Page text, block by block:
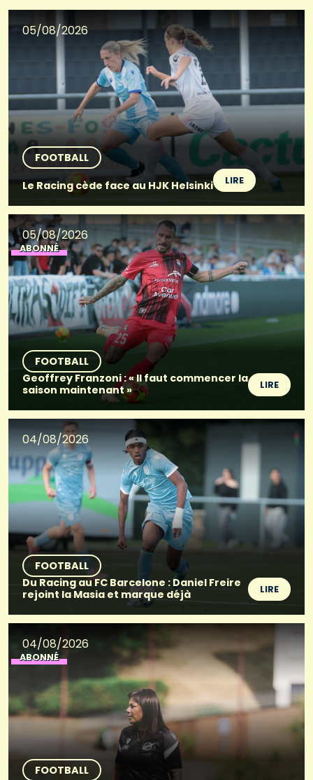
05/08/2026
FOOTBALL
Le Racing cède face au HJK Helsinki
LIRE
05/08/2026
ABONNÉ
FOOTBALL
Geoffrey Franzoni : « Il faut commencer la
saison maintenant »
LIRE
04/08/2026
FOOTBALL
Du Racing au FC Barcelone : Daniel Freire
rejoint la Masia et marque déjà
LIRE
04/08/2026
ABONNÉ
FOOTBALL